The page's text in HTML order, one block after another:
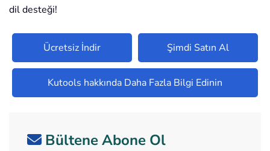
dil desteği!
Ücretsiz İndir Şimdi Satın Al
Kutools hakkında Daha Fazla Bilgi Edinin
Bültene Abone Ol